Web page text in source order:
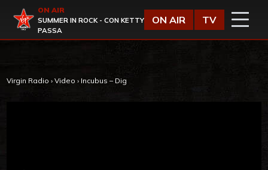
Virgin Radio
ON AIR
SUMMER IN ROCK - CON KETTY
PASSA
ON AIR TV
Virgin Radio › Video › Incubus – Dig